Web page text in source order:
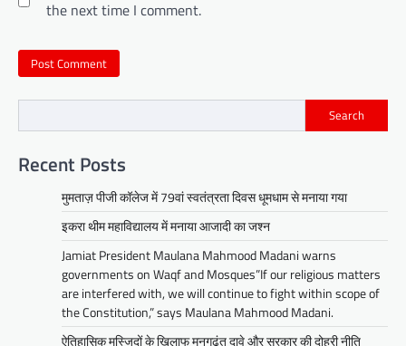
the next time I comment.
Search
Recent Posts
मुमताज़ पीजी कॉलेज में 79वां स्वतंत्रता दिवस धूमधाम से मनाया गया
इकरा थीम महाविद्यालय में मनाया आजादी का जश्न
Jamiat President Maulana Mahmood Madani warns
governments on Waqf and Mosques”If our religious matters
are interfered with, we will continue to fight within scope of
the Constitution,” says Maulana Mahmood Madani.
ऐतिहासिक मस्जिदों के खिलाफ मनगढंत दावे और सरकार की दोहरी नीति